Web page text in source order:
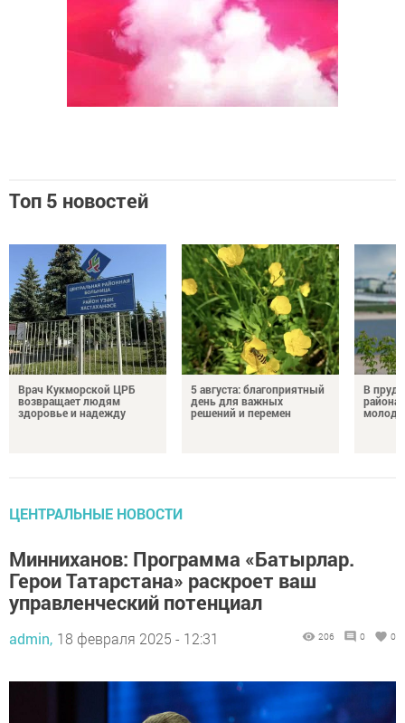
Топ 5 новостей
Врач Кукморской ЦРБ
возвращает людям
здоровье и надежду
5 августа: благоприятный
день для важных
решений и перемен
В
района
ЦЕНТРАЛЬНЫЕ НОВОСТИ
Минниханов: Программа «Батырлар.
Герои Татарстана» раскроет ваш
управленческий потенциал
admin, 18 февраля 2025 - 12:31 206 0 0